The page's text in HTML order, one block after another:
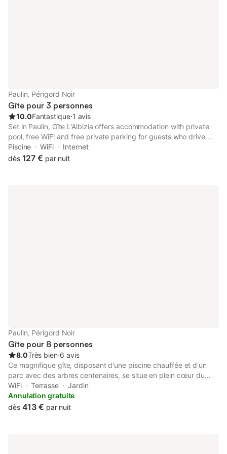
Paulin, Périgord Noir
Gîte pour 3 personnes
10.0Fantastique⋅1 avis
Set in Paulin, Gîte L'Albizia offers accommodation with private
pool, free WiFi and free private parking for guests who drive.
The air-conditioned accommodation is 25 km from Sarlat-la-
Canéda Train Station.
Piscine WiFi
Internet
dès 127 € par nuit
Paulin, Périgord Noir
Gîte pour 8 personnes
8.0Très bien⋅6 avis
Ce magnifique gîte, disposant d'une piscine chauffée et d'un
parc avec des arbres centenaires, se situe en plein cœur du
Périgord Noir. À proximité d'une multitude de sites touristiques
mondialement connus, il peut accueillir jusqu'à 8 personnes et
dispose de 4 chambres. Cette belle bâtisse typique du Périgord
WiFi Terrasse
Jardin
Annulation gratuite
dès 413 € par nuit